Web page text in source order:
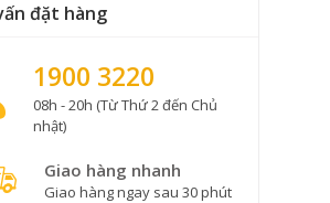
đặt hàng
1900 3220
08h - 20h (Từ Thứ 2 đến Chủ
nhật)
Giao hàng nhanh
Giao hàng ngay sau 30 phút